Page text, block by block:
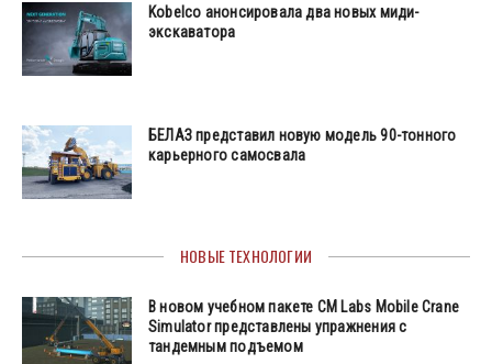
Kobelco анонсировала два новых миди-
экскаватора
БЕЛАЗ представил новую модель 90-тонного
карьерного самосвала
НОВЫЕ ТЕХНОЛОГИИ
В новом учебном пакете CM Labs Mobile Crane
Simulator представлены упражнения с
тандемным подъемом